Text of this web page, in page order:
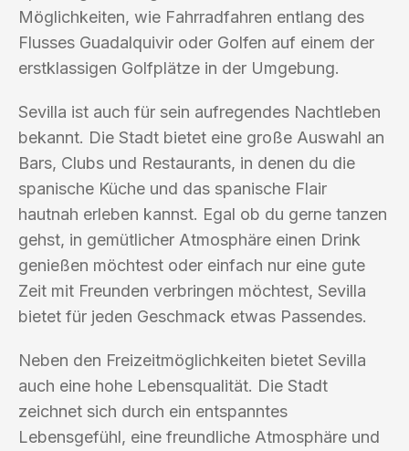
Möglichkeiten, wie Fahrradfahren entlang des
Flusses Guadalquivir oder Golfen auf einem der
erstklassigen Golfplätze in der Umgebung.
Sevilla ist auch für sein aufregendes Nachtleben
bekannt. Die Stadt bietet eine große Auswahl an
Bars, Clubs und Restaurants, in denen du die
spanische Küche und das spanische Flair
hautnah erleben kannst. Egal ob du gerne tanzen
gehst, in gemütlicher Atmosphäre einen Drink
genießen möchtest oder einfach nur eine gute
Zeit mit Freunden verbringen möchtest, Sevilla
bietet für jeden Geschmack etwas Passendes.
Neben den Freizeitmöglichkeiten bietet Sevilla
auch eine hohe Lebensqualität. Die Stadt
zeichnet sich durch ein entspanntes
Lebensgefühl, eine freundliche Atmosphäre und